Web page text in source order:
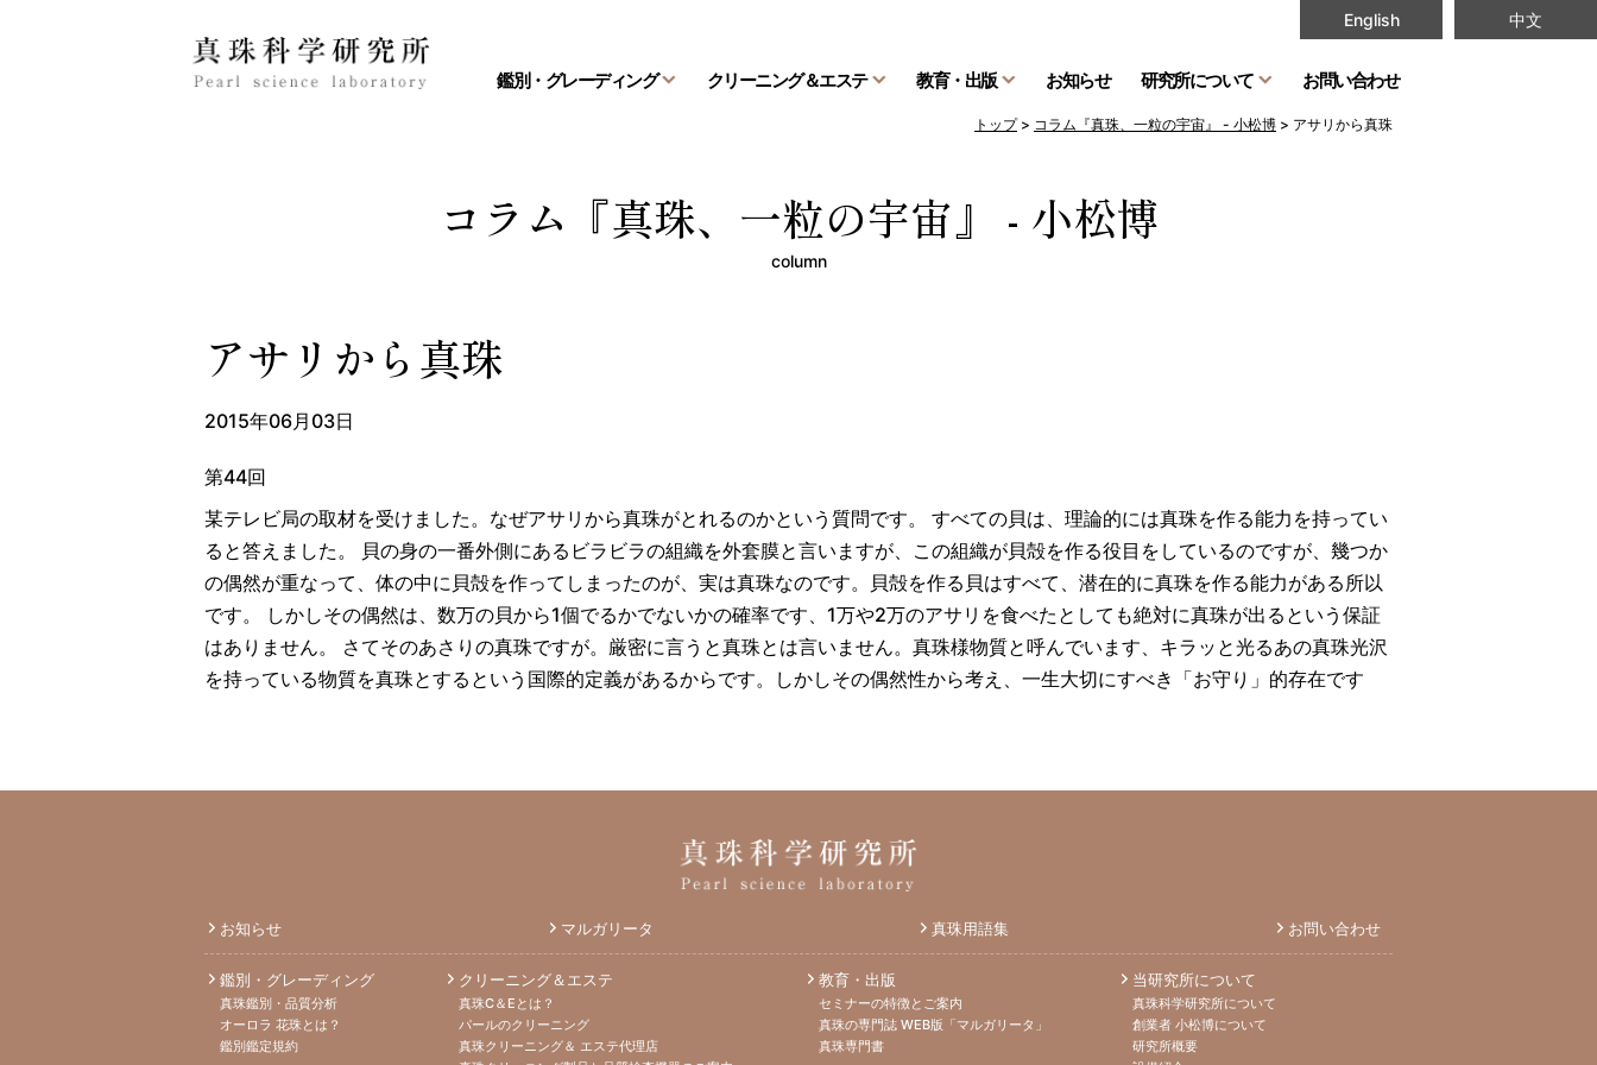
English 中文
鑑別・グレーディング クリーニング＆エステ 教育・出版 お知らせ 研究所について お問い合わせ
トップ> コラム『真珠、一粒の宇宙』 - 小松博 > アサリから真珠
コラム『真珠、一粒の宇宙』 - 小松博
column
アサリから真珠
2015年06月03日
第44回
某テレビ局の取材を受けました。なぜアサリから真珠がとれるのかという質問です。 すべての貝は、理論的には真珠を作る能力を持ってい
ると答えました。 貝の身の一番外側にあるビラビラの組織を外套膜と言いますが、この組織が貝殻を作る役目をしているのですが、幾つか
の偶然が重なって、体の中に貝殻を作ってしまったのが、実は真珠なのです。貝殻を作る貝はすべて、潜在的に真珠を作る能力がある所以
です。 しかしその偶然は、数万の貝から1個でるかでないかの確率です、1万や2万のアサリを食べたとしても絶対に真珠が出るという保証
はありません。 さてそのあさりの真珠ですが。厳密に言うと真珠とは言いません。真珠様物質と呼んでいます、キラッと光るあの真珠光沢
を持っている物質を真珠とするという国際的定義があるからです。しかしその偶然性から考え、一生大切にすべき「お守り」的存在です
お知らせ マルガリータ 真珠用語集 お問い合わせ
鑑別・グレーディング
真珠鑑別・品質分析
オーロラ 花珠とは？
鑑別鑑定規約
クリーニング＆エステ
真珠C＆Eとは？
パールのクリーニング
真珠クリーニング＆ エステ代理店
教育・出版
セミナーの特徴とご案内
真珠の専門誌 WEB版「マルガリータ」
真珠専門書
当研究所について
真珠科学研究所について
創業者 小松博について
研究所概要